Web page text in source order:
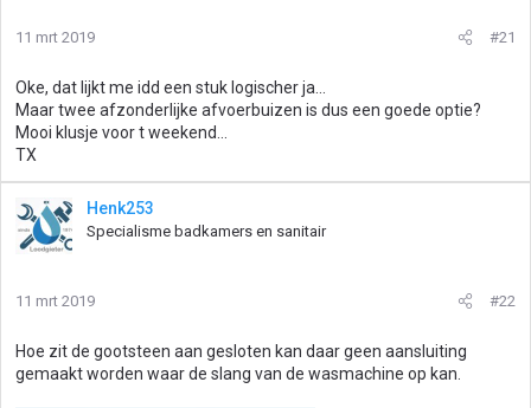
11 mrt 2019 #21
Oke, dat lijkt me idd een stuk logischer ja...
Maar twee afzonderlijke afvoerbuizen is dus een goede optie?
Mooi klusje voor t weekend...
TX
Henk253
Specialisme badkamers en sanitair
11 mrt 2019 #22
Hoe zit de gootsteen aan gesloten kan daar geen aansluiting
gemaakt worden waar de slang van de wasmachine op kan.